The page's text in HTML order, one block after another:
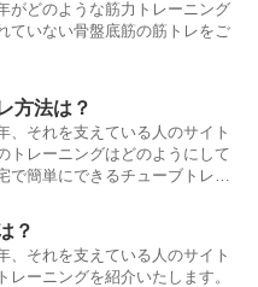
がどのような筋力トレーニング
ていない骨盤底筋の筋トレをご
方法は？
、それを支えている人のサイト
トレーニングはどのようにして
簡単にできるチューブトレー
？
、それを支えている人のサイト
ーニングを紹介いたします。